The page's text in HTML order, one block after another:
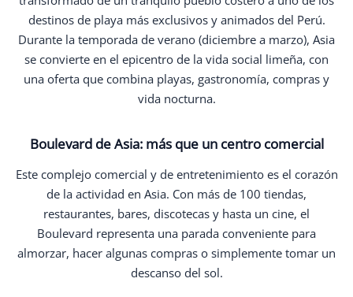
destinos de playa más exclusivos y animados del Perú.
Durante la temporada de verano (diciembre a marzo), Asia
se convierte en el epicentro de la vida social limeña, con
una oferta que combina playas, gastronomía, compras y
vida nocturna.
Boulevard de Asia: más que un centro comercial
Este complejo comercial y de entretenimiento es el corazón
de la actividad en Asia. Con más de 100 tiendas,
restaurantes, bares, discotecas y hasta un cine, el
Boulevard representa una parada conveniente para
almorzar, hacer algunas compras o simplemente tomar un
descanso del sol.